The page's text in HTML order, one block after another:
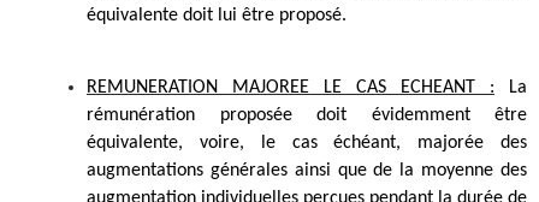
équivalente doit lui être proposé.
REMUNERATION MAJOREE LE CAS ECHEANT : La
rémunération proposée doit évidemment être
équivalente, voire, le cas échéant, majorée des
augmentations générales ainsi que de la moyenne des